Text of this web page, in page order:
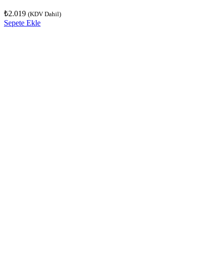
₺2.019 (KDV Dahil)
Sepete Ekle